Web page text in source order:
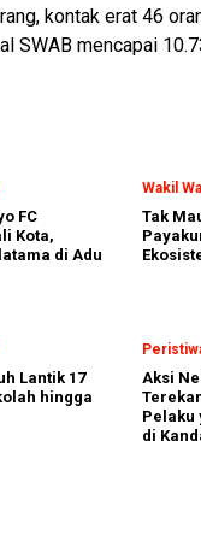
kontak erat 46
SWAB mencapai
FC
Kota,
di Adu
Wakil
Tak
Lantik 17
hingga
Aksi
Pelaku
di